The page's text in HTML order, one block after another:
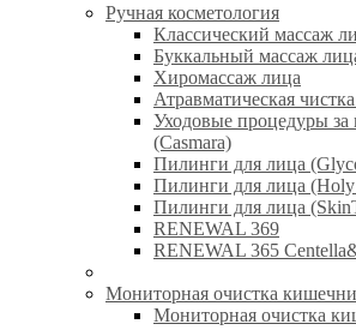
Ручная косметология
Классический массаж
Буккальный массаж
Хиромассаж лица
Атравматическая
Уходовые процедуры за
(Casmara)
Пилинги для лица
Пилинги для лица
Пилинги для лица
RENEWAL 369
RENEWAL 365
Мониторная очистка
Мониторная очистка